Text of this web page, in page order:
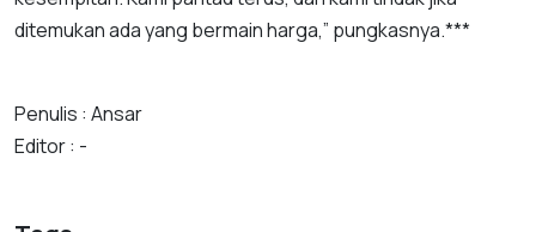
ditemukan ada yang bermain harga,” pungkasnya.***
Penulis : Ansar
Editor : -